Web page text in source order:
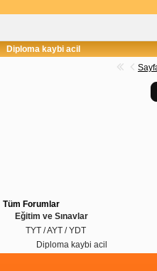
Diploma kaybi acil
Tüm Forumlar
Eğitim ve Sınavlar
TYT / AYT / YDT
Diploma kaybi acil